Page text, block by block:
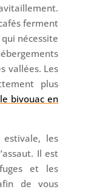
ferment
nécessite
vallées. Les
plus
le bivouac en
estivale, les
Il est
et les
de vous